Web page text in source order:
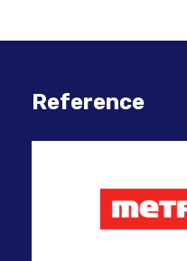
Reference